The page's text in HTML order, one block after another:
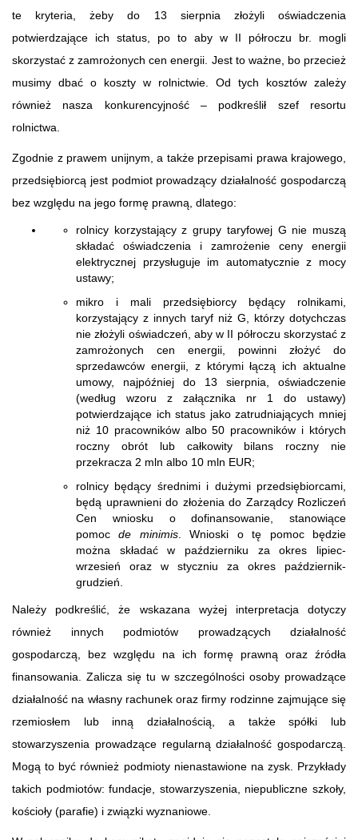
te kryteria, żeby do 13 sierpnia złożyli oświadczenia
potwierdzające ich status, po to aby w II półroczu br. mogli
skorzystać z zamrożonych cen energii. Jest to ważne, bo przecież
musimy dbać o koszty w rolnictwie. Od tych kosztów zależy
również nasza konkurencyjność – podkreślił szef resortu
rolnictwa.
Zgodnie z prawem unijnym, a także przepisami prawa krajowego,
przedsiębiorcą jest podmiot prowadzący działalność gospodarczą
bez względu na jego formę prawną, dlatego:
rolnicy korzystający z grupy taryfowej G nie muszą
składać oświadczenia i zamrożenie ceny energii
elektrycznej przysługuje im automatycznie z mocy
ustawy;
mikro i mali przedsiębiorcy będący rolnikami,
korzystający z innych taryf niż G, którzy dotychczas
nie złożyli oświadczeń, aby w II półroczu skorzystać z
zamrożonych cen energii, powinni złożyć do
sprzedawców energii, z którymi łączą ich aktualne
umowy, najpóźniej do 13 sierpnia, oświadczenie
(według wzoru z załącznika nr 1 do ustawy)
potwierdzające ich status jako zatrudniających mniej
niż 10 pracowników albo 50 pracowników i których
roczny obrót lub całkowity bilans roczny nie
przekracza 2 mln albo 10 mln EUR;
rolnicy będący średnimi i dużymi przedsiębiorcami,
będą uprawnieni do złożenia do Zarządcy Rozliczeń
Cen wniosku o dofinansowanie, stanowiące
pomocde minimis. Wnioski o tę pomoc będzie
można składać w październiku za okres lipiec-
wrzesień oraz w styczniu za okres październik-
grudzień.
Należy podkreślić, że wskazana wyżej interpretacja dotyczy
również innych podmiotów prowadzących działalność
gospodarczą, bez względu na ich formę prawną oraz źródła
finansowania. Zalicza się tu w szczególności osoby prowadzące
działalność na własny rachunek oraz firmy rodzinne zajmujące się
rzemiosłem lub inną działalnością, a także spółki lub
stowarzyszenia prowadzące regularną działalność gospodarczą.
Mogą to być również podmioty nienastawione na zysk. Przykłady
takich podmiotów: fundacje, stowarzyszenia, niepubliczne szkoły,
kościoły (parafie) i związki wyznaniowe.